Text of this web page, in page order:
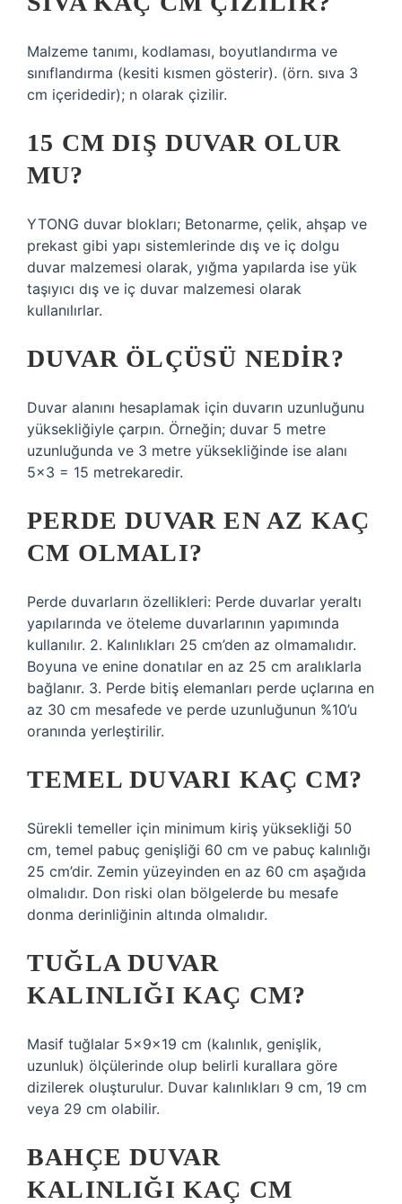
Malzeme tanımı, kodlaması, boyutlandırma ve
sınıflandırma (kesiti kısmen gösterir). (örn. sıva 3
cm içeridedir); n olarak çizilir.
15 CM DIŞ DUVAR OLUR
MU?
YTONG duvar blokları; Betonarme, çelik, ahşap ve
prekast gibi yapı sistemlerinde dış ve iç dolgu
duvar malzemesi olarak, yığma yapılarda ise yük
taşıyıcı dış ve iç duvar malzemesi olarak
kullanılırlar.
DUVAR ÖLÇÜSÜ NEDIR?
Duvar alanını hesaplamak için duvarın uzunluğunu
yüksekliğiyle çarpın. Örneğin; duvar 5 metre
uzunluğunda ve 3 metre yüksekliğinde ise alanı
5×3 = 15 metrekaredir.
PERDE DUVAR EN AZ KAÇ
CM OLMALI?
Perde duvarların özellikleri: Perde duvarlar yeraltı
yapılarında ve öteleme duvarlarının yapımında
kullanılır. 2. Kalınlıkları 25 cm’den az olmamalıdır.
Boyuna ve enine donatılar en az 25 cm aralıklarla
bağlanır. 3. Perde bitiş elemanları perde uçlarına en
az 30 cm mesafede ve perde uzunluğunun %10’u
oranında yerleştirilir.
TEMEL DUVARI KAÇ CM?
Sürekli temeller için minimum kiriş yüksekliği 50
cm, temel pabuç genişliği 60 cm ve pabuç kalınlığı
25 cm’dir. Zemin yüzeyinden en az 60 cm aşağıda
olmalıdır. Don riski olan bölgelerde bu mesafe
donma derinliğinin altında olmalıdır.
TUĞLA DUVAR
KALINLIĞI KAÇ CM?
Masif tuğlalar 5x9x19 cm (kalınlık, genişlik,
uzunluk) ölçülerinde olup belirli kurallara göre
dizilerek oluşturulur. Duvar kalınlıkları 9 cm, 19 cm
veya 29 cm olabilir.
BAHÇE DUVAR
KALINLIĞI KAÇ CM